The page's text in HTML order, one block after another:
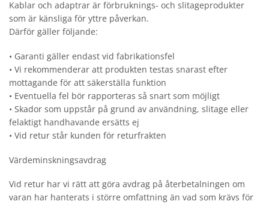
Kablar och adaptrar är förbruknings- och slitageprodukter
som är känsliga för yttre påverkan.
Därför gäller följande:
• Garanti gäller endast vid fabrikationsfel
• Vi rekommenderar att produkten testas snarast efter
mottagande för att säkerställa funktion
• Eventuella fel bör rapporteras så snart som möjligt
• Skador som uppstår på grund av användning, slitage eller
felaktigt handhavande ersätts ej
• Vid retur står kunden för returfrakten
Värdeminskningsavdrag
Vid retur har vi rätt att göra avdrag på återbetalningen om
varan har hanterats i större omfattning än vad som krävs för